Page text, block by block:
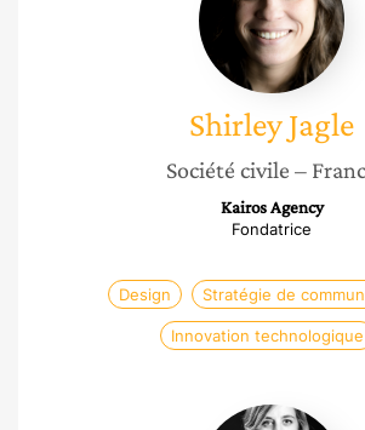
ShirleyJagle
Société civile –
Kairos Agency
Fondatrice
Design Stratégie de
Innovation technologique
Karine